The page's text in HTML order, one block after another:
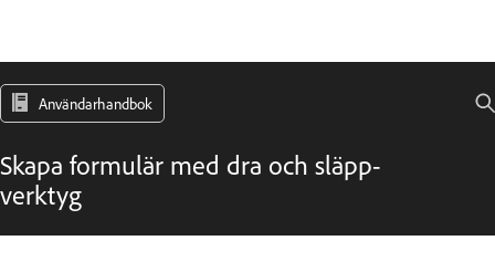
Användarhandbok
Skapa formulär med dra och släpp-
verktyg